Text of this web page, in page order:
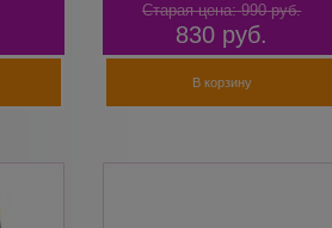
Старая цена: 990 руб.
830 руб.
В корзину